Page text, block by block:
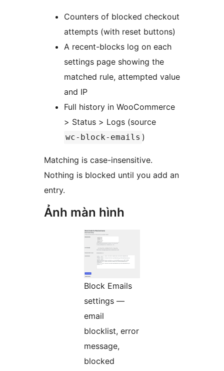
Counters of blocked checkout
attempts (with reset buttons)
A recent-blocks log on each
settings page showing the
matched rule, attempted value
and IP
Full history in WooCommerce
> Status > Logs (source
wc-block-emails )
Matching is case-insensitive.
Nothing is blocked until you add an
entry.
Ảnh màn hình
Block Emails
settings —
email
blocklist, error
message,
blocked